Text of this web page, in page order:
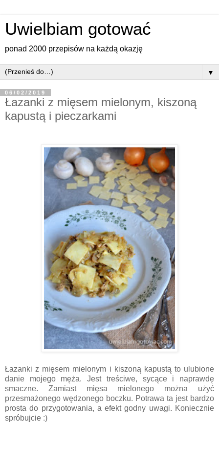
Uwielbiam gotować
ponad 2000 przepisów na każdą okazję
▼
06/02/2019
Łazanki z mięsem mielonym, kiszoną
kapustą i pieczarkami
Łazanki z mięsem mielonym i kiszoną kapustą to ulubione
danie mojego męża. Jest treściwe, sycące i naprawdę
smaczne. Zamiast mięsa mielonego można użyć
przesmażonego wędzonego boczku. Potrawa ta jest bardzo
prosta do przygotowania, a efekt godny uwagi. Koniecznie
spróbujcie :)